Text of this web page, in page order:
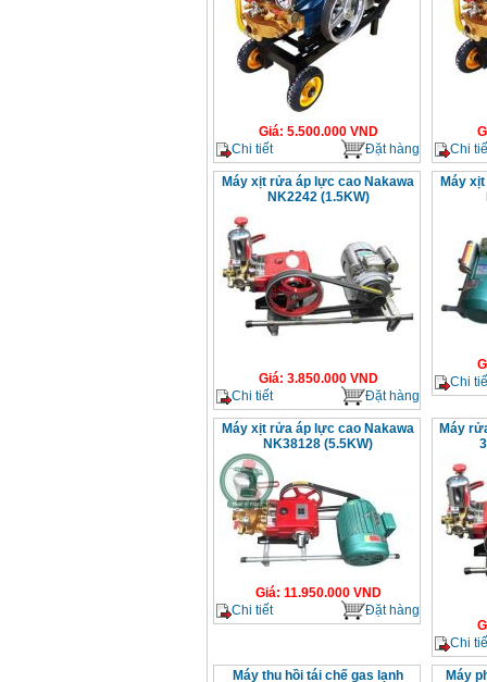
Giá: 5.500.000VND
Chi tiết
Đặt hàng
Chi
Máy xịt rửa áp lực cao Nakawa
NK2242 (1.5KW)
Giá: 3.850.000VND
Chi tiết
Đặt hàng
Máy
Chi
Máy xịt rửa áp lực cao Nakawa
NK38128 (5.5KW)
Giá: 11.950.000VND
Chi tiết
Đặt hàng
Máy
Chi
Máy thu hồi tái chế gas lạnh
Máy